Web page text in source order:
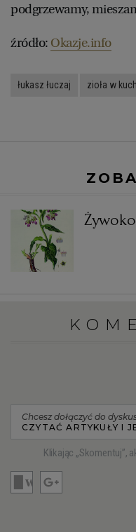
podgrzewamy,
źródło: Okazje.info
łukasz łuczaj zioła w
Chcesz dołączyć do
CZYTAĆ ARTYKUŁY I
Klikając „Skomentuj”,